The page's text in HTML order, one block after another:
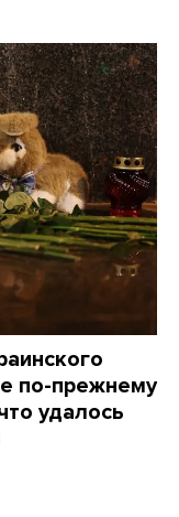
по-прежнему
удалось